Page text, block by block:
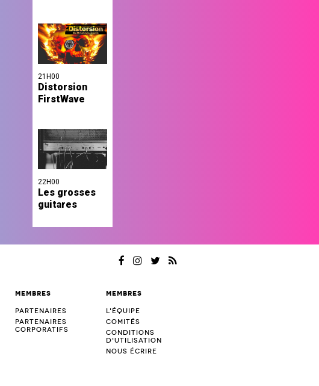
21H00
Distorsion
FirstWave
22H00
Les grosses
guitares
Membres
Partenaires
Partenaires
corporatifs
Membres
L'équipe
Comités
Conditions
d'utilisation
Nous écrire